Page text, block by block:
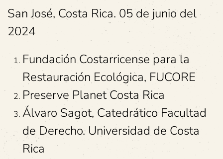
San José, Costa Rica. 05 de junio del
2024
Fundación Costarricense para la
Restauración Ecológica, FUCORE
Preserve Planet Costa Rica
Álvaro Sagot, Catedrático Facultad
de Derecho. Universidad de Costa
Rica